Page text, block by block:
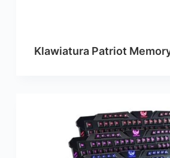
Klawiatura Patriot